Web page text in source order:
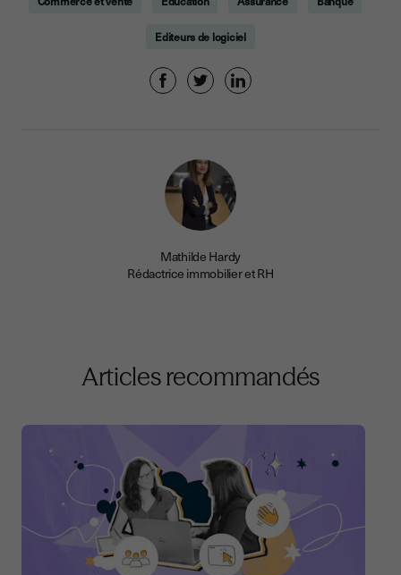
Editeurs de logiciel
Mathilde Hardy
Rédactrice immobilier et RH
Articles recommandés